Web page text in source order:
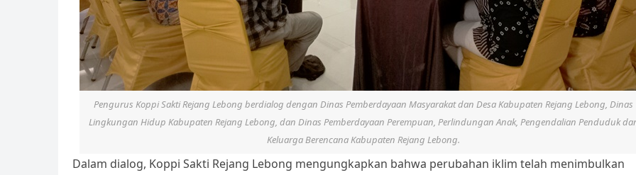
Pengurus Koppi Sakti Rejang Lebong berdialog dengan Dinas Pemberdayaan Masyarakat dan Desa Kabupaten Rejang Lebong, Dinas
Lingkungan Hidup Kabupaten Rejang Lebong, dan Dinas Pemberdayaan Perempuan, Perlindungan Anak, Pengendalian Penduduk
Keluarga Berencana Kabupaten Rejang Lebong.
Dalam dialog, Koppi Sakti Rejang Lebong mengungkapkan bahwa perubahan iklim telah menimbulkan